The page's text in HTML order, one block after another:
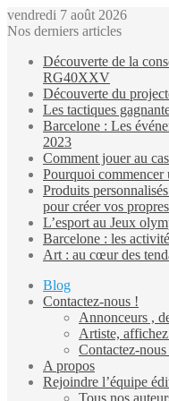
vendredi 7 août 2026
Nos derniers articles
Découverte de la
RG40XXV
Découverte du
Les tactiques
Barcelone : Les
2023
Comment jouer au
Pourquoi commencer
Produits
pour créer vos
L’esport au Jeux
Barcelone : les
Art : au cœur des
Blog
Contactez-nous !
Annonceurs ,
Artiste,
Contactez-
A propos
Rejoindre l’équipe
Tous nos